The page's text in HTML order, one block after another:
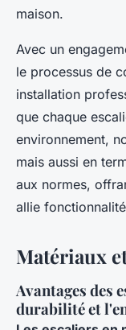
maison.
Avec un
le processus de
installation
que chaque
environnement,
mais aussi en
aux normes,
allie
Matériaux
Avantages des
durabilité et